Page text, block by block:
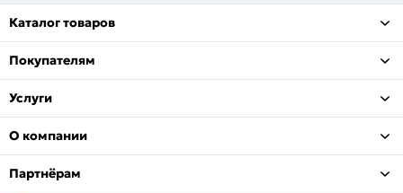
Каталог товаров
Покупателям
Услуги
О компании
Партнёрам